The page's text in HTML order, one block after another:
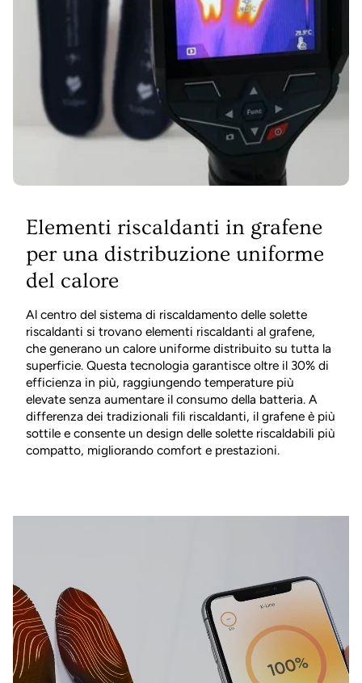
Elementi riscaldanti in grafene
per una distribuzione uniforme
del calore
Al centro del sistema di riscaldamento delle solette
riscaldanti si trovano elementi riscaldanti al grafene,
che generano un calore uniforme distribuito su tutta la
superficie. Questa tecnologia garantisce oltre il 30% di
efficienza in più, raggiungendo temperature più
elevate senza aumentare il consumo della batteria. A
differenza dei tradizionali fili riscaldanti, il grafene è più
sottile e consente un design delle solette riscaldabili più
compatto, migliorando comfort e prestazioni.